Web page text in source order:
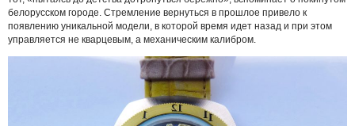
белорусском городе. Стремление вернуться в прошлое привело к
появлению уникальной модели, в которой время идет назад и при этом
управляется не кварцевым, а механическим калибром.